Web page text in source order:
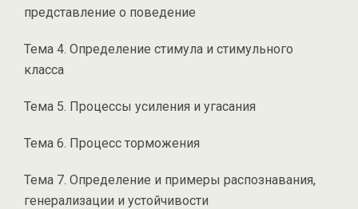
представление о поведение
Тема 4. Определение стимула и стимульного
класса
Тема 5. Процессы усиления и угасания
Тема 6. Процесс торможения
Тема 7. Определение и примеры распознавания,
генерализации и устойчивости